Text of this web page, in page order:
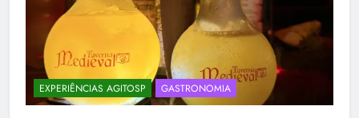
EXPERIÊNCIAS AGITOSP GASTRONOMIA